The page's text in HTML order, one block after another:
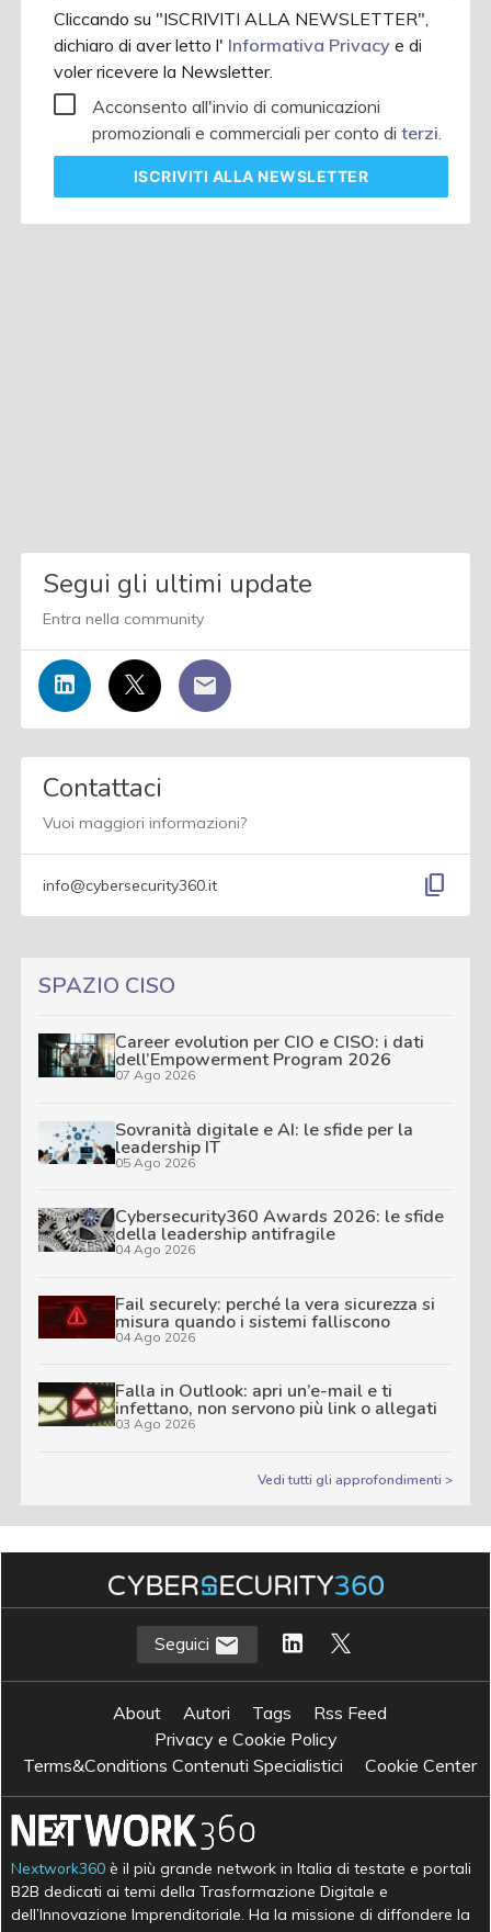
Cliccando su "ISCRIVITI ALLA NEWSLETTER",
dichiaro di aver letto l' Informativa Privacye di
voler ricevere la Newsletter.
Acconsento all'invio di comunicazioni
promozionali e commerciali per conto diterzi.
ISCRIVITI ALLA NEWSLETTER
Segui gli ultimi update
Entra nella community
Contattaci
Vuoi maggiori informazioni?
info@cybersecurity360.it content_copy
SPAZIO CISO
Career evolution per CIO e CISO: i dati
dell’Empowerment Program 2026
07 Ago 2026
Sovranità digitale e AI: le sfide per la
leadership IT
05 Ago 2026
Cybersecurity360 Awards 2026: le sfide
della leadership antifragile
04 Ago 2026
Fail securely: perché la vera sicurezza si
misura quando i sistemi falliscono
04 Ago 2026
Falla in Outlook: apri un’e-mail e ti
infettano, non servono più link o allegati
03 Ago 2026
Vedi tutti gli approfondimenti >
Seguici
About Autori Tags
Rss Feed
Privacy e Cookie Policy
Terms&Conditions Contenuti Specialistici
Cookie Center
Nextwork360 è il più grande network in Italia di testate e portali
B2B dedicati ai temi della Trasformazione Digitale e
dell’Innovazione Imprenditoriale. Ha la missione di diffondere la